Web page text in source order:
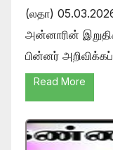
(லதா)
அன்னாரின்
பின்னர்
Read More